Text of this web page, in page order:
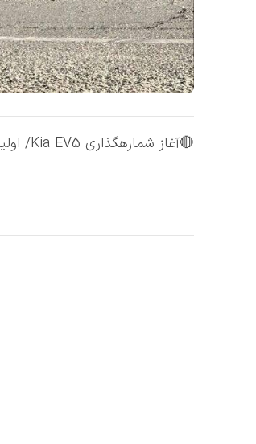
🔴آغاز شمارهگذاری Kia EV5/ اولین خودرو برقی کیا در ایران توسط هرمس خودرو پلاک شد.